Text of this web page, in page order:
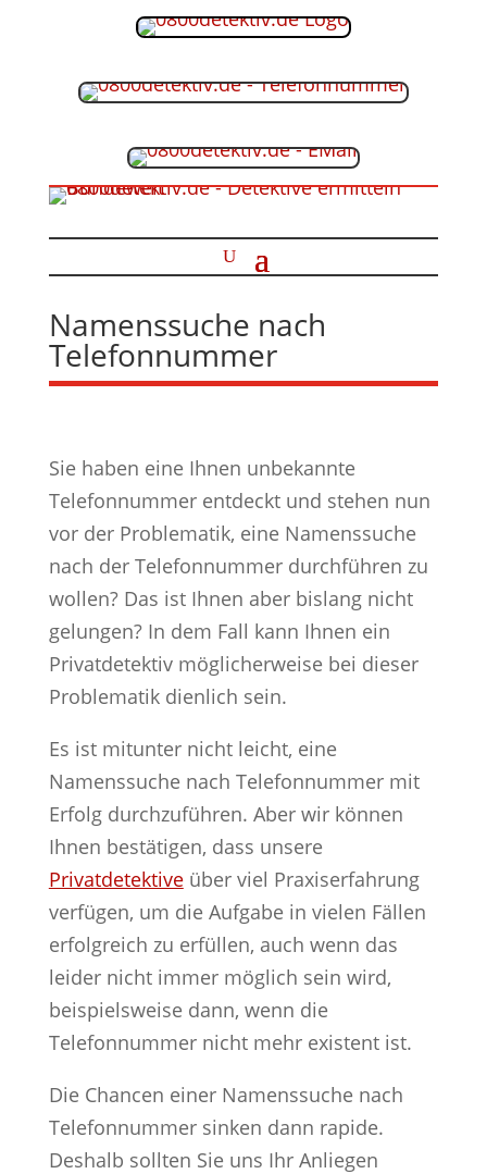
Namenssuche nach
Telefonnummer
Sie haben eine Ihnen unbekannte
Telefonnummer entdeckt und stehen nun
vor der Problematik, eine Namenssuche
nach der Telefonnummer durchführen zu
wollen? Das ist Ihnen aber bislang nicht
gelungen? In dem Fall kann Ihnen ein
Privatdetektiv möglicherweise bei dieser
Problematik dienlich sein.
Es ist mitunter nicht leicht, eine
Namenssuche nach Telefonnummer mit
Erfolg durchzuführen. Aber wir können
Ihnen bestätigen, dass unsere
Privatdetektiveüber viel Praxiserfahrung
verfügen, um die Aufgabe in vielen Fällen
erfolgreich zu erfüllen, auch wenn das
leider nicht immer möglich sein wird,
beispielsweise dann, wenn die
Telefonnummer nicht mehr existent ist.
Die Chancen einer Namenssuche nach
Telefonnummer sinken dann rapide.
Deshalb sollten Sie uns Ihr Anliegen